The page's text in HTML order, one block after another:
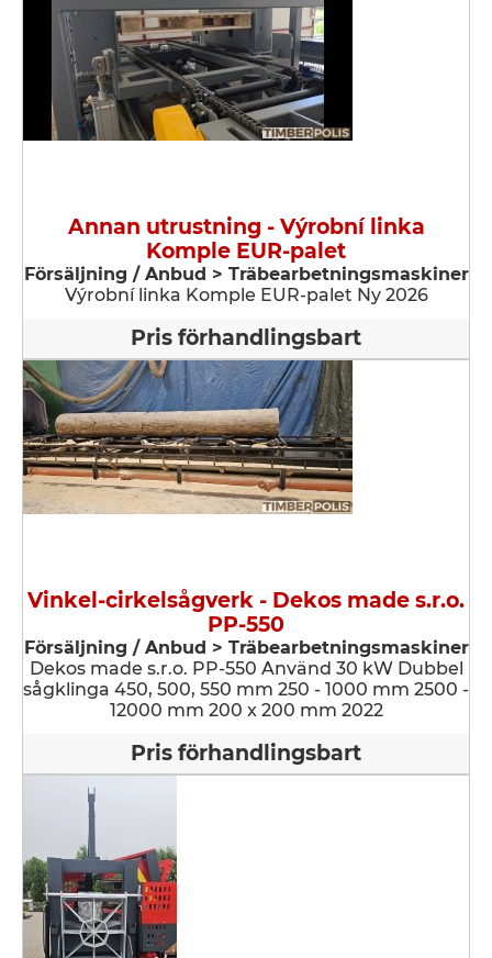
Annan utrustning - Výrobní linka
Komple EUR-palet
Försäljning / Anbud > Träbearbetningsmaskiner
Výrobní linka Komple EUR-palet Ny 2026
Pris förhandlingsbart
Vinkel-cirkelsågverk - Dekos made s.r.o.
PP-550
Försäljning / Anbud > Träbearbetningsmaskiner
Dekos made s.r.o. PP-550 Använd 30 kW Dubbel
sågklinga 450, 500, 550 mm 250 - 1000 mm 2500 -
12000 mm 200 x 200 mm 2022
Pris förhandlingsbart